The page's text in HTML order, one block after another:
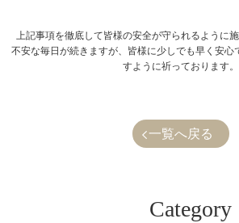
上記事項を徹底して皆様の安全が守られるように
不安な毎日が続きますが、皆様に少しでも早く安心
すように祈っております。
一覧へ戻る
Category